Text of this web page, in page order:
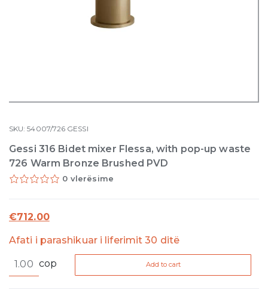
SKU:54007/726 GESSI
Gessi 316 Bidet mixer Flessa, with pop-up waste
726 Warm Bronze Brushed PVD
0 vlerësime
€712.00
Afati i parashikuar i liferimit 30 ditë
316
cop Add to cart